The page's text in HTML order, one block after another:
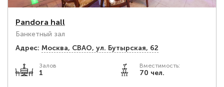
Pandora hall
Банкетный зал
Адрес: Москва, СВАО, ул. Бутырская, 62
Залов
1
Вместимость:
70 чел.